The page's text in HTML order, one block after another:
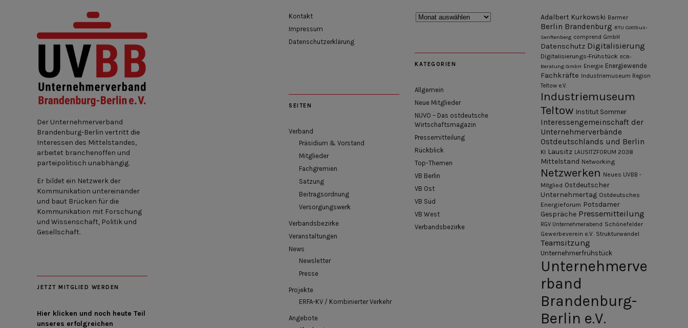
Der Unternehmerverband
Brandenburg-Berlin vertritt die
Interessen des Mittelstandes,
arbeitet branchenoffen und
parteipolitisch unabhängig.
Er bildet ein Netzwerk der
Kommunikation untereinander
und baut Brücken für die
Kommunikation mit Forschung
und Wissenschaft, Politik und
Gesellschaft.
JETZT MITGLIED WERDEN
Hier klicken und noch heute Teil
unseres erfolgreichen
Kontakt
Impressum
Datenschutzerklärung
SEITEN
Verband
Präsidium & Vorstand
Mitglieder
Fachgremien
Satzung
Beitragsordnung
Versorgungswerk
Verbandsbezirke
Veranstaltungen
News
Newsletter
Presse
Projekte
ERFA-KV / Kombinierter Verkehr
Angebote
Rückblick
KATEGORIEN
Allgemein
Neue Mitglieder
NUVO – Das ostdeutsche
Wirtschaftsmagazin
Pressemitteilung
Rückblick
Top-Themen
VB Berlin
VB Ost
VB Süd
VB West
Verbandsbezirke
Adalbert Kurkowski Barmer
Berlin Brandenburg BTU Cottbus-
Senftenberg comprend GmbH
Datenschutz Digitalisierung
Digitalisierungs-Frühstück ECB-
Beratung GmbH Energie Energiewende
Fachkräfte
Industriemuseum Region
Teltow e.V.
Industriemuseum
Teltow Institut Sommer
Interessengemeinschaft der
Unternehmerverbände
Ostdeutschlands und Berlin
KI Lausitz LAUSITZFORUM 2038
Mittelstand Networking
Netzwerken Neues UVBB -
Mitglied Ostdeutscher
Unternehmertag Ostdeutsches
Energieforum Potsdamer
Gespräche Pressemitteilung
RGV Unternehmerabend Schönefelder
Gewerbeverein e.V. Strukturwandel
Teamsitzung
Unternehmerfrühstück
Unternehmerve
rband
Brandenburg-
Berlin e.V.